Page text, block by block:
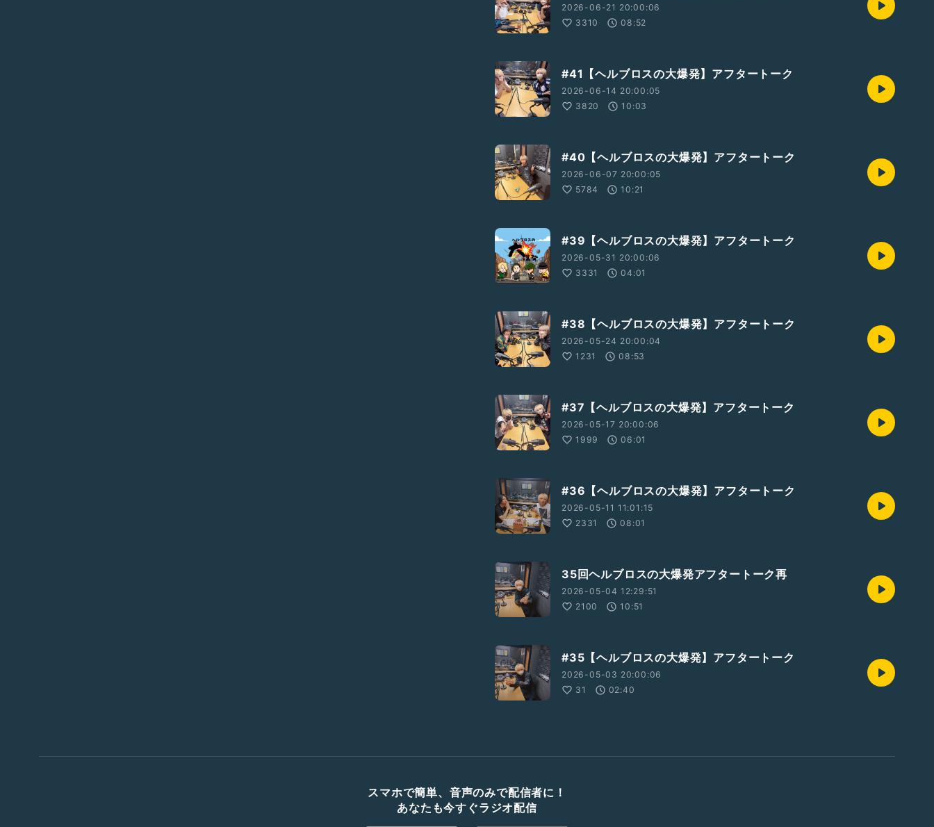
2026-06-21 20:00:06
3310
08:52
#41【ヘルブロスの大爆発】アフタートーク
2026-06-14 20:00:05
3820
10:03
#40【ヘルブロスの大爆発】アフタートーク
2026-06-07 20:00:05
5784
10:21
#39【ヘルブロスの大爆発】アフタートーク
2026-05-31 20:00:06
3331
04:01
#38【ヘルブロスの大爆発】アフタートーク
2026-05-24 20:00:04
1231
08:53
#37【ヘルブロスの大爆発】アフタートーク
2026-05-17 20:00:06
1999
06:01
#36【ヘルブロスの大爆発】アフタートーク
2026-05-11 11:01:15
2331
08:01
35回ヘルブロスの大爆発アフタートーク再
2026-05-04 12:29:51
2100
10:51
#35【ヘルブロスの大爆発】アフタートーク
2026-05-03 20:00:06
31
02:40
スマホで簡単、音声のみで配信者に！
あなたも今すぐラジオ配信